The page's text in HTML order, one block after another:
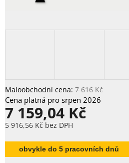
7 616 Kč
7 159,04 Kč
5 916,56 Kč bez DPH
Měrná
cena:obvykle do 5 pracovních dnů